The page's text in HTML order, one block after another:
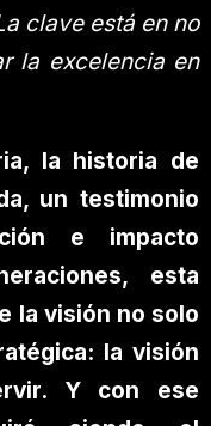
clave está en no
la excelencia en
la historia de
un testimonio
e impacto
esta
la visión no solo
la visión
Y con ese